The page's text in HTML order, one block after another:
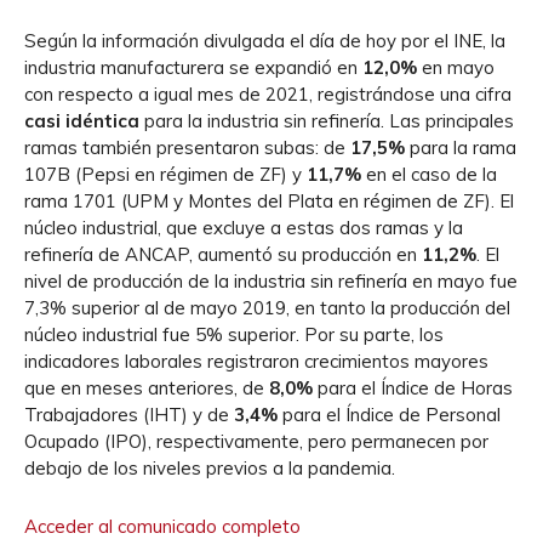
Según la información divulgada el día de hoy por el INE, la
industria manufacturera se expandió en 12,0% en mayo
con respecto a igual mes de 2021, registrándose una cifra
casi idéntica para la industria sin refinería. Las principales
ramas también presentaron subas: de 17,5% para la rama
107B (Pepsi en régimen de ZF) y 11,7% en el caso de la
rama 1701 (UPM y Montes del Plata en régimen de ZF). El
núcleo industrial, que excluye a estas dos ramas y la
refinería de ANCAP, aumentó su producción en 11,2%. El
nivel de producción de la industria sin refinería en mayo fue
7,3% superior al de mayo 2019, en tanto la producción del
núcleo industrial fue 5% superior. Por su parte, los
indicadores laborales registraron crecimientos mayores
que en meses anteriores, de 8,0% para el Índice de Horas
Trabajadores (IHT) y de 3,4% para el Índice de Personal
Ocupado (IPO), respectivamente, pero permanecen por
debajo de los niveles previos a la pandemia.
Acceder al comunicado completo